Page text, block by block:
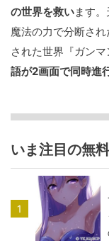
の世界を救います
魔法の力で分断さ
された世界『ガン
語が2画面で同時進
いま注目の無
1